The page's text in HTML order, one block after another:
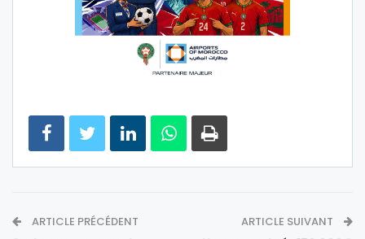
ARTICLE PRÉCÉDENT ARTICLE SUIVANT